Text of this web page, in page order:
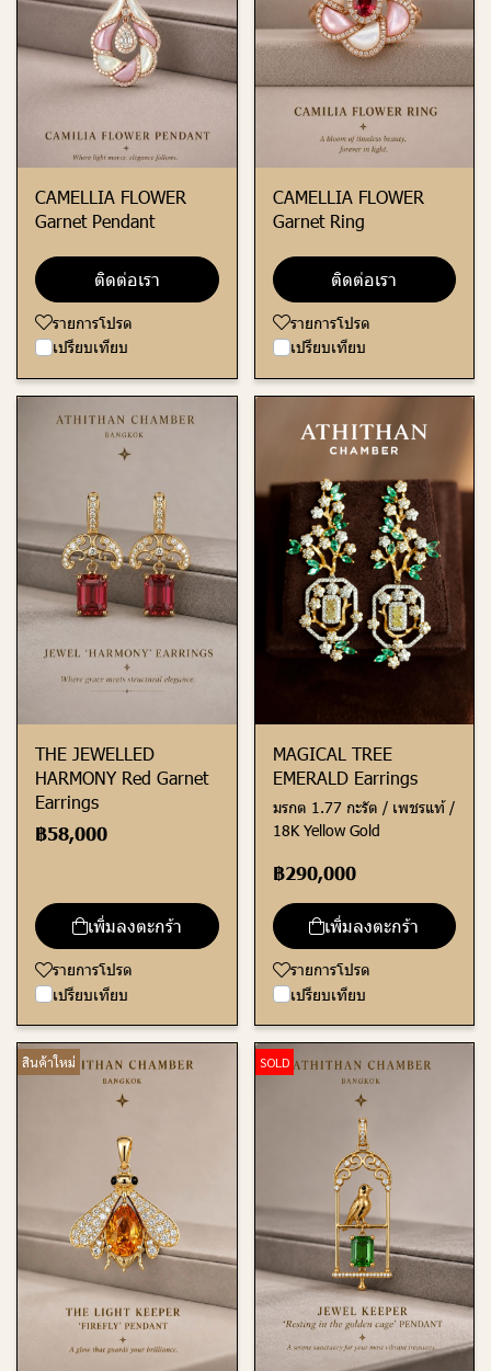
CAMELLIA FLOWER
Garnet Pendant
ติดต่อเรา
รายการโปรด
เปรียบเทียบ
CAMELLIA FLOWER
Garnet Ring
ติดต่อเรา
รายการโปรด
เปรียบเทียบ
THE JEWELLED
HARMONY Red Garnet
Earrings
฿58,000
เพิ่มลงตะกร้า
รายการโปรด
เปรียบเทียบ
MAGICAL TREE
EMERALD Earrings
มรกต 1.77 กะรัต / เพชรแท้ /
18K Yellow Gold
฿290,000
เพิ่มลงตะกร้า
รายการโปรด
เปรียบเทียบ
สินค้าใหม่ SOLD